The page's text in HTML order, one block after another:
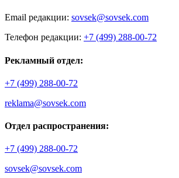
Email редакции: sovsek@sovsek.com
Телефон редакции: +7 (499) 288-00-72
Рекламный отдел:
+7 (499) 288-00-72
reklama@sovsek.com
Отдел распространения:
+7 (499) 288-00-72
sovsek@sovsek.com